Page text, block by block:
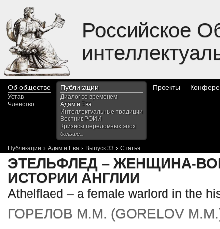
Российское
Об обществе
Устав
Членство
Публикации
Диалог со временем
Адам и Ева
Интеллектуальные традиции
Вестник РОИИ
Кризисы переломных эпох
больше...
Проекты
Публикации › Адам и Ева › Выпуск 33 › Статья
ЭТЕЛЬФЛЕД – ЖЕНЩИНА-
ИСТОРИИ АНГЛИИ
Athelflaed – a female warlord in the
ГОРЕЛОВ М.М. (GORELOV M.M.